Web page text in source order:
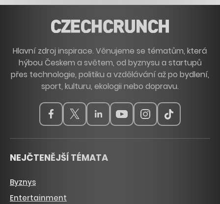
Hlavní zdroj inspirace. Věnujeme se tématům, která
hýbou Českem a světem, od byznysu a startupů
přes technologie, politiku a vzdělávání až po bydlení,
sport, kulturu, ekologii nebo dopravu.
NEJČTENĚJŠÍ TÉMATA
Byznys
Entertainment